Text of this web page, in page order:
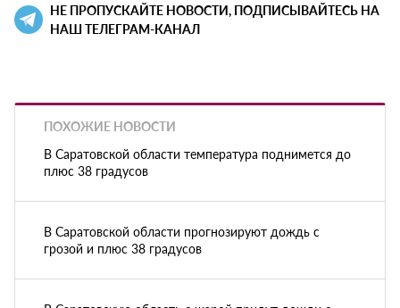
НЕ ПРОПУСКАЙТЕ НОВОСТИ, ПОДПИСЫВАЙТЕСЬ НА
НАШ ТЕЛЕГРАМ-КАНАЛ
ПОХОЖИЕ НОВОСТИ
В Саратовской области температура поднимется до
плюс 38 градусов
В Саратовской области прогнозируют дождь с
грозой и плюс 38 градусов